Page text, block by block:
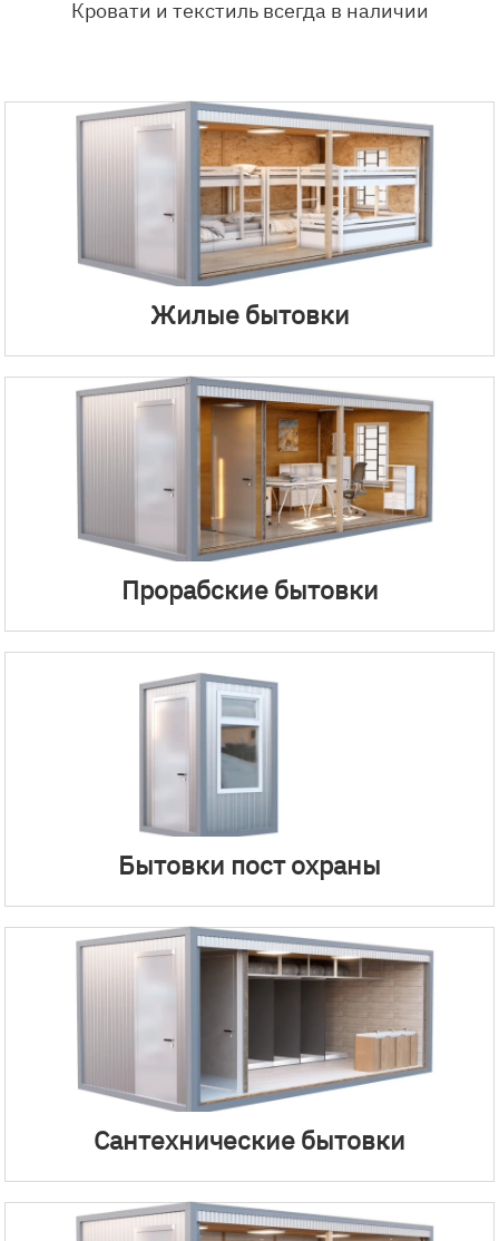
Кровати и текстиль всегда в наличии
Жилые бытовки
Прорабские бытовки
Бытовки пост охраны
Сантехнические бытовки